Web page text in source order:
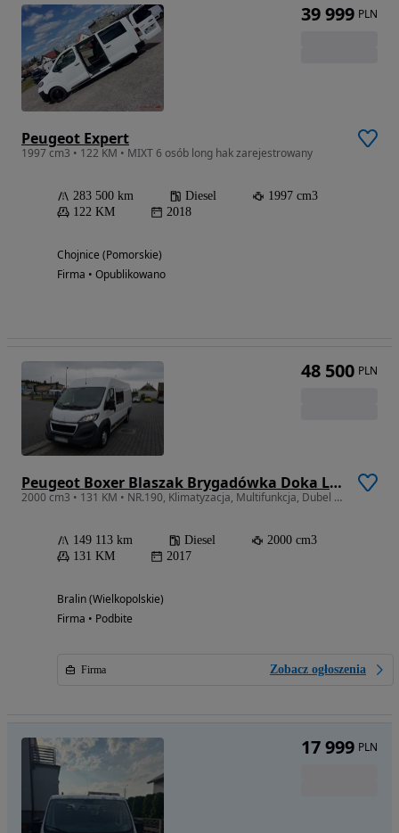
Peugeot Expert
1997 cm3 • 122 KM • MIXT 6 osób long hak zarejestrowany
283 500 km Diesel
1997 cm3
122 KM
2018
Chojnice (Pomorskie)
Firma • Opublikowano
39 999 PLN
Peugeot Boxer Blaszak Brygadówka Doka L4H2 7-miejsc Salon PL, Jeden Właściciel
2000 cm3 • 131 KM • NR.190, Klimatyzacja, Multifunkcja, Dubel Kabina
149 113 km Diesel
2000 cm3
131 KM
2017
Bralin (Wielkopolskie)
Firma • Podbite
Firma Zobacz ogłoszenia
48 500 PLN
17 999 PLN